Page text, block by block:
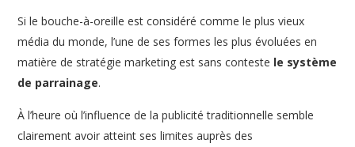
Si le bouche-à-oreille est considéré comme le plus vieux
média du monde, l’une de ses formes les plus évoluées en
matière de stratégie marketing est sans conteste le système
de parrainage.
À l’heure où l’influence de la publicité traditionnelle semble
clairement avoir atteint ses limites auprès des